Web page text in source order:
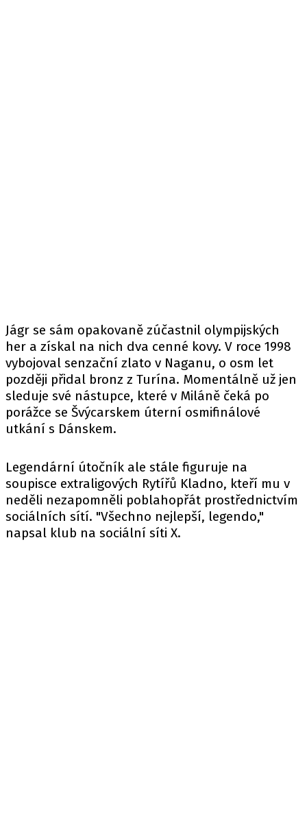
Jágr se sám opakovaně zúčastnil olympijských
her a získal na nich dva cenné kovy. V roce 1998
vybojoval senzační zlato v Naganu, o osm let
později přidal bronz z Turína. Momentálně už jen
sleduje své nástupce, které v Miláně čeká po
porážce se Švýcarskem úterní osmifinálové
utkání s Dánskem.
Legendární útočník ale stále figuruje na
soupisce extraligových Rytířů Kladno, kteří mu v
neděli nezapomněli poblahopřát prostřednictvím
sociálních sítí. "Všechno nejlepší, legendo,"
napsal klub na sociální síti X.